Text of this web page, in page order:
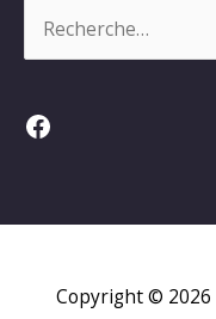
Facebook
Copyright © 2026